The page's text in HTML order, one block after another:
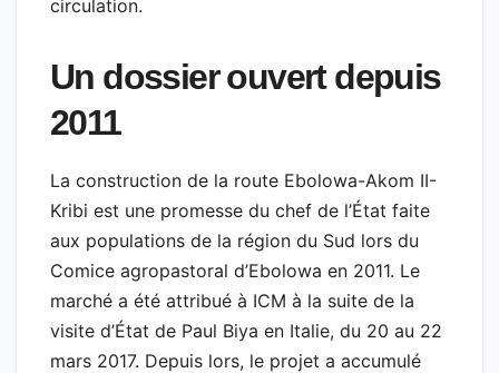
circulation.
Un dossier ouvert depuis
2011
La construction de la route Ebolowa-Akom II-
Kribi est une promesse du chef de l’État faite
aux populations de la région du Sud lors du
Comice agropastoral d’Ebolowa en 2011. Le
marché a été attribué à ICM à la suite de la
visite d’État de Paul Biya en Italie, du 20 au 22
mars 2017. Depuis lors, le projet a accumulé